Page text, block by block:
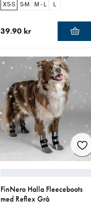
XS-S S-M M - L L
39.90 kr
FinNero Halla Fleeceboots
med Reflex Grå